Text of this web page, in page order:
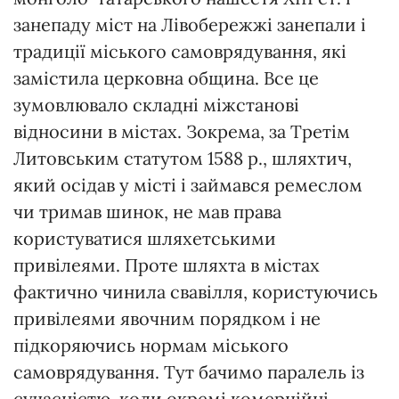
занепаду міст на Лівобережжі занепали і
традиції міського самоврядування, які
замістила церковна община. Все це
зумовлювало складні міжстанові
відносини в містах. Зокрема, за Третім
Литовським статутом 1588 р., шляхтич,
який осідав у місті і займався ремеслом
чи тримав шинок, не мав права
користуватися шляхетськими
привілеями. Проте шляхта в містах
фактично чинила свавілля, користуючись
привілеями явочним порядком і не
підкоряючись нормам міського
самоврядування. Тут бачимо паралель із